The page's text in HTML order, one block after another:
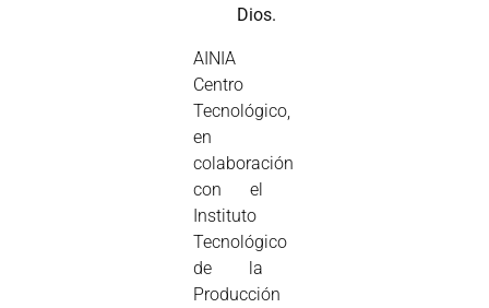
Dios.
AINIA
Centro
Tecnológico,
en
colaboración
con el
Instituto
Tecnológico
de la
Producción